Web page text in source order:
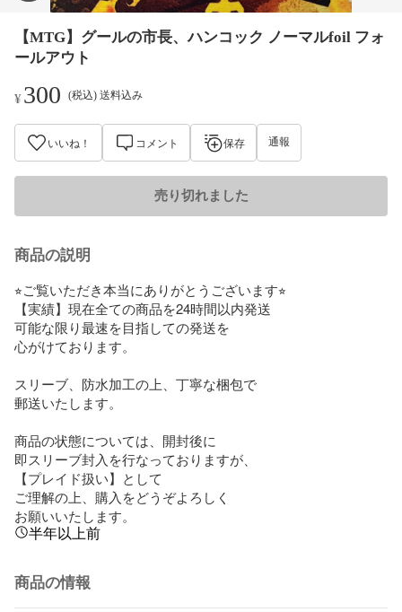
【MTG】グールの市長、ハンコック ノーマルfoil フォ
ールアウト
¥300 (税込) 送料込み
いいね！ コメント 保存 通報
売り切れました
商品の説明
⭐︎ご覧いただき本当にありがとうございます⭐︎
【実績】現在全ての商品を24時間以内発送
可能な限り最速を目指しての発送を
心がけております。
スリーブ、防水加工の上、丁寧な梱包で
郵送いたします。
商品の状態については、開封後に
即スリーブ封入を行なっておりますが、
【プレイド扱い】として
ご理解の上、購入をどうぞよろしく
お願いいたします。
半年以上前
商品の情報